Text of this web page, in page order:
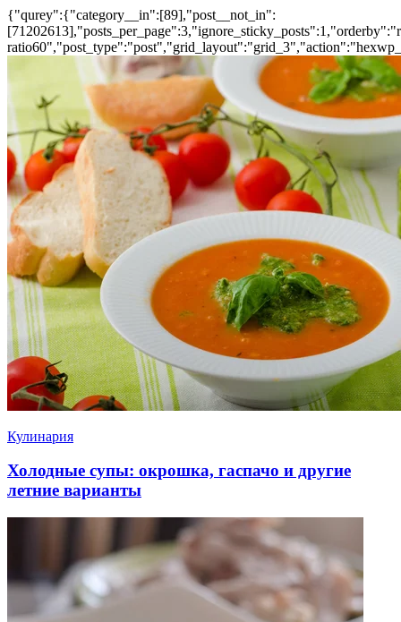
{"qurey":{"category__in":[89],"post__not_in":
Кулинария
Холодные супы: окрошка, гаспачо и другие
летние варианты